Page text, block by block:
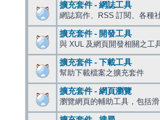
擴充套件 - 網誌工具
網誌寫作、RSS 訂閱、各種
擴充套件 - 開發工具
與 XUL 及網頁開發相關之工
擴充套件 - 下載工具
幫助下載檔案之擴充套件
擴充套件 - 網頁瀏覽
瀏覽網頁的輔助工具，包括